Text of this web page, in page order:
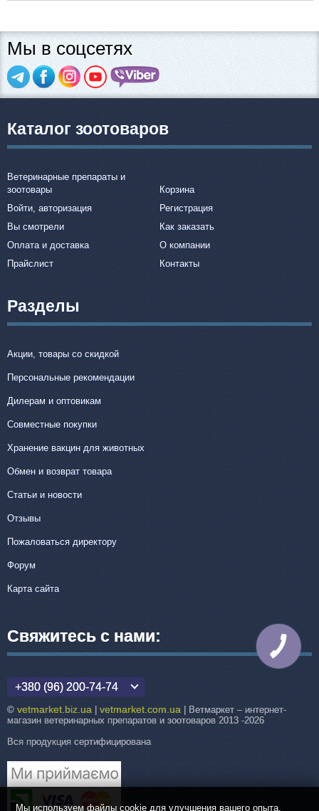
Мы в соцсетях
Каталог зоотоваров
Ветеринарные препараты и
зоотовары
Корзина
Войти, авторизация
Регистрация
Вы смотрели
Как заказать
Оплата и доставка
О компании
Прайслист
Контакты
Разделы
Акции, товары со скидкой
Персональные рекомендации
Дилерам и оптовикам
Совместные покупки
Хранение вакцин для животных
Обмен и возврат товара
Статьи и новости
Отзывы
Пожаловаться директору
Форум
Карта сайта
Свяжитесь с нами:
+380 (96) 200-74-74
© vetmarket.biz.ua vetmarket.com.ua | Ветмаркет – интернет-
магазин ветеринарных препаратов и зоотоваров 2013 -2026
Вся продукция сертифицирована
Мы используем файлы cookie для улучшения вашего опыта.
КНОПКА
СВЯЗИ